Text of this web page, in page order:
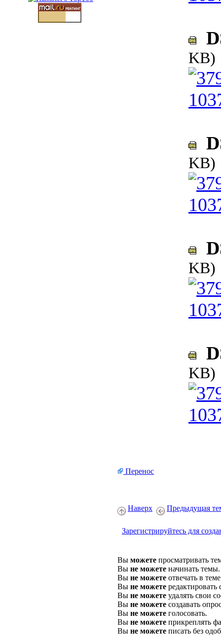
KB)
KB)
KB)
KB)
Перенос
Наверх Предыдущая
Зарегистрируйтесь для
Вы можете просматривать
Вы не можете начинать темы.
Вы не можете отвечать в
Вы не можете
Вы не можете удалять свои
Вы не можете создавать
Вы не можете голосовать.
Вы не можете прикреплять
Вы не можете писать без